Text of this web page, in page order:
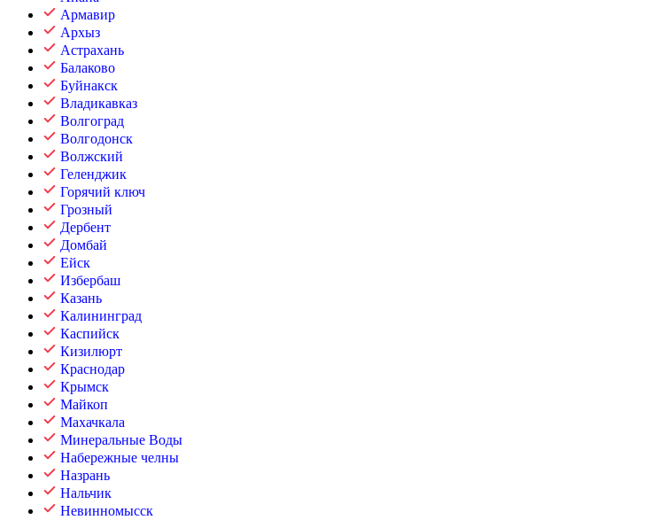
Армавир
Архыз
Астрахань
Балаково
Буйнакск
Владикавказ
Волгоград
Волгодонск
Волжский
Геленджик
Горячий ключ
Грозный
Дербент
Домбай
Ейск
Избербаш
Казань
Калининград
Каспийск
Кизилюрт
Краснодар
Крымск
Майкоп
Махачкала
Минеральные Воды
Набережные челны
Назрань
Нальчик
Невинномысск